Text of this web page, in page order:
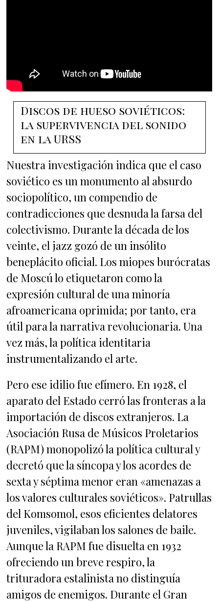
Discos de hueso soviéticos:
la supervivencia del sonido
en la URSS
Nuestra investigación indica que el caso
soviético es un monumento al absurdo
sociopolítico, un compendio de
contradicciones que desnuda la farsa del
colectivismo. Durante la década de los
veinte, el jazz gozó de un insólito
beneplácito oficial. Los miopes burócratas
de Moscú lo etiquetaron como la
expresión cultural de una minoría
afroamericana oprimida; por tanto, era
útil para la narrativa revolucionaria. Una
vez más, la política identitaria
instrumentalizando el arte.
Pero ese idilio fue efímero. En 1928, el
aparato del Estado cerró las fronteras a la
importación de discos extranjeros. La
Asociación Rusa de Músicos Proletarios
(RAPM) monopolizó la política cultural y
decretó que la síncopa y los acordes de
sexta y séptima menor eran «amenazas a
los valores culturales soviéticos». Patrullas
del Komsomol, esos eficientes delatores
juveniles, vigilaban los salones de baile.
Aunque la RAPM fue disuelta en 1932
ofreciendo un breve respiro, la
trituradora estalinista no distinguía
amigos de enemigos. Durante el Gran